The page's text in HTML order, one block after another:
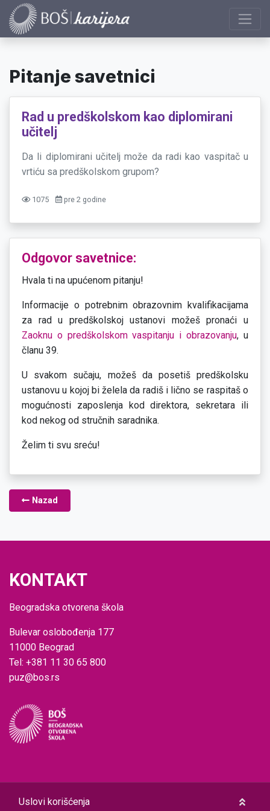
Pitanje savetnici
Rad u predškolskom kao diplomirani
učitelj
Da li diplomirani učitelj može da radi kao vaspitač u
vrtiću sa predškolskom grupom?
1075 pre 2 godine
Odgovor savetnice:
Hvala ti na upućenom pitanju!
Informacije o potrebnim obrazovnim kvalifikacijama
za rad u predškolskoj ustanovi možeš pronaći u
Zaoknu o predškolskom vaspitanju i obrazovanju, u
članu 39.
U svakom sučaju, možeš da posetiš predškolsku
ustanovu u kojoj bi želela da radiš i lično se raspitaš o
mogućnosti zaposlenja kod direktora, sekretara ili
kod nekog od stručnih saradnika.
Želim ti svu sreću!
Nazad
KONTAKT
Beogradska otvorena škola
Bulevar oslobođenja 177
11000 Beograd
Tel: +381 11 30 65 800
puz@bos.rs
Uslovi korišćenja